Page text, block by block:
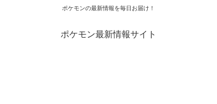
ポケモンの最新情報を毎日お届け！
ポケモン最新情報サイト